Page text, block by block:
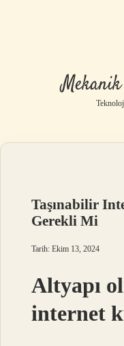
Taşınabilir
Gerekli Mi
Tarih: Ekim 13, 2024
Altyapı
internet